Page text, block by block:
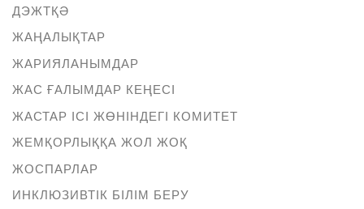
ДЭЖТҚӘ
ЖАҢАЛЫҚТАР
ЖАРИЯЛАНЫМДАР
ЖАС ҒАЛЫМДАР КЕҢЕСІ
ЖАСТАР ІСІ ЖӨНІНДЕГІ КОМИТЕТ
ЖЕМҚОРЛЫҚҚА ЖОЛ ЖОҚ
ЖОСПАРЛАР
ИНКЛЮЗИВТІК БІЛІМ БЕРУ